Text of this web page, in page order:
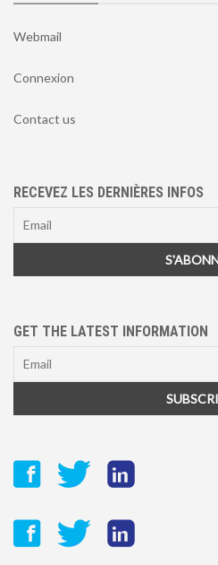
Webmail
Connexion
Contact us
RECEVEZ LES DERNIÈRES INFOS
GET THE LATEST INFORMATION